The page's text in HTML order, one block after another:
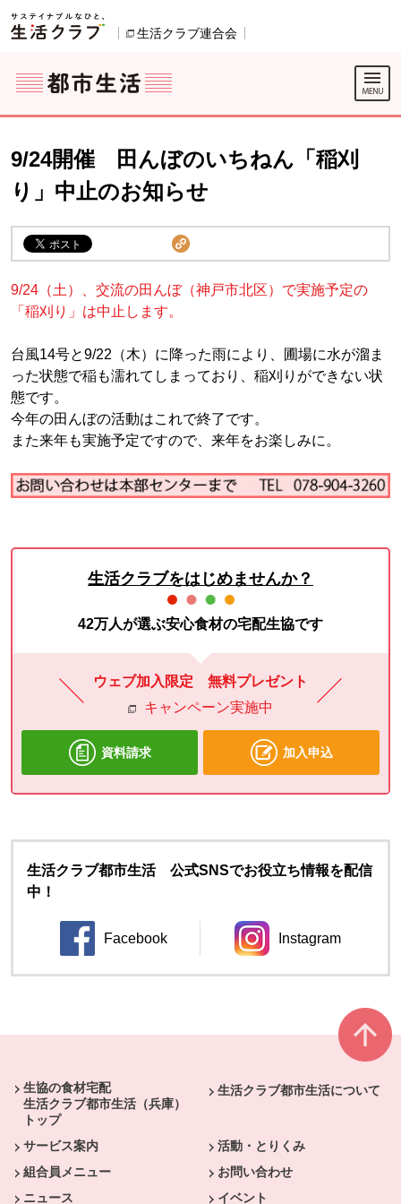
ページの先頭です。
生活クラブ連合会
ここからサイト内共通メニューです。
サイト内共通メニューをスキップする
サイト内共通メニューここまで。
9/24開催 田んぼのいちねん「稲刈
り」中止のお知らせ
9/24（土）、交流の田んぼ（神戸市北区）で実施予定の
「稲刈り」は中止します。
台風14号と9/22（木）に降った雨により、圃場に水が溜ま
った状態で稲も濡れてしまっており、稲刈りができない状
態です。
今年の田んぼの活動はこれで終了です。
また来年も実施予定ですので、来年をお楽しみに。
生活クラブをはじめませんか？
42万人が選ぶ安心食材の宅配生協です
ウェブ加入限定 無料プレゼント
キャンペーン実施中
資料請求 加入申込
生活クラブ都市生活 公式SNSでお役立ち情報を配信
中！
Facebook
別のウィンドウで開きます。
Instagram
別のウィンドウ
生協の食材宅配
生活クラブ都市生活（兵庫）
トップ
生活クラブ都市生活について
サービス案内
活動・とりくみ
組合員メニュー
お問い合わせ
ニュース
イベント